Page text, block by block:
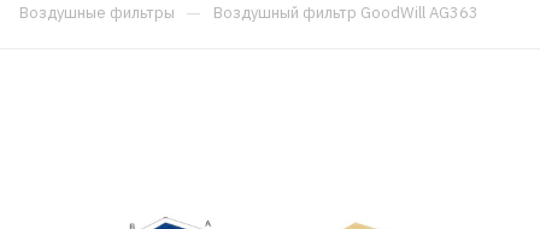
Воздушные фильтры — Воздушный фильтр GoodWill AG363